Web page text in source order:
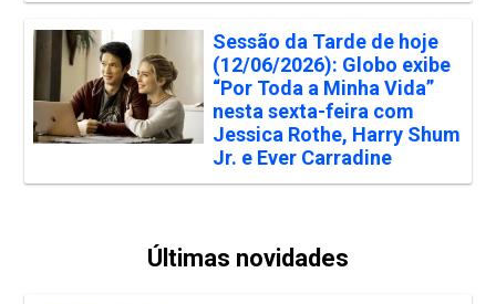
Sessão da Tarde de hoje
(12/06/2026): Globo exibe
“Por Toda a Minha Vida”
nesta sexta-feira com
Jessica Rothe, Harry Shum
Jr. e Ever Carradine
Últimas novidades